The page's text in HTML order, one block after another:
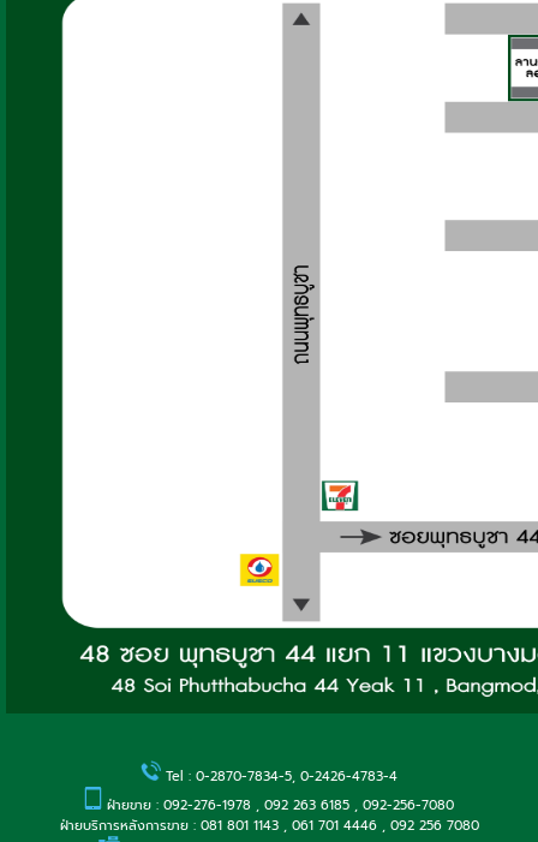
Tel : 0-2870-7834-5, 0-2426-4783-4
ฝ่ายขาย : 092-276-1978 , 092 263 6185 , 092-256-7080
ฝ่ายบริการหลังการขาย : 081 801 1143 , 061 701 4446 , 092 256 7080